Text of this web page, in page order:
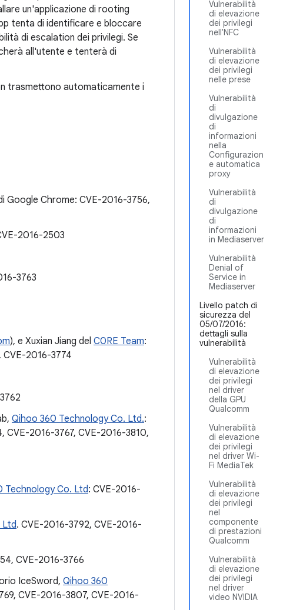
Vulnerabilità
di elevazione
dei privilegi
nell'NFC
Vulnerabilità
di elevazione
dei privilegi
nelle prese
Vulnerabilità
di
divulgazione
di
informazioni
nella
Configurazion
e automatica
proxy
Vulnerabilità
di
divulgazione
di
informazioni
in Mediaserver
Vulnerabilità
Denial of
Service in
Mediaserver
Livello patch di
sicurezza del
05/07/2016:
dettagli sulla
vulnerabilità
Vulnerabilità
di elevazione
dei privilegi
nel driver
della GPU
Qualcomm
Vulnerabilità
di elevazione
dei privilegi
nel driver Wi-
Fi MediaTek
Vulnerabilità
di elevazione
dei privilegi
nel
componente
di prestazioni
Qualcomm
Vulnerabilità
di elevazione
dei privilegi
nel driver
video NVIDIA
un'applicazione di rooting
tenta di identificare e bloccare
di escalation dei privilegi. Se
all'utente e tenterà di
trasmettono automaticamente i
Google Chrome: CVE-2016-3756,
2016-2503
3763
), e Xuxian Jiang del C0RE Team:
CVE-2016-3774
Qihoo 360 Technology Co. Ltd.:
2016-3767, CVE-2016-3810,
Technology Co. Ltd: CVE-2016-
Ltd. CVE-2016-3792, CVE-2016-
CVE-2016-3766
IceSword, Qihoo 360
CVE-2016-3807, CVE-2016-